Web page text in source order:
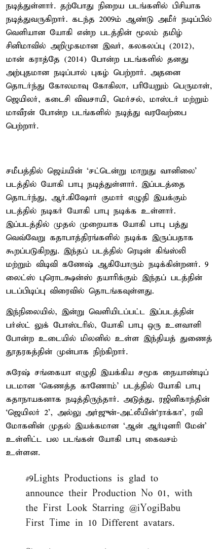
நடித்துள்ளார். தற்போது நிறைய படங்களில் பிசியாக
நடித்துவருகிறார். கடந்த 2009ம் ஆண்டு அமீர் நடிப்பில்
வெளியான யோகி என்ற படத்தின் மூலம் தமிழ்
சினிமாவில் அறிமுகமான இவர், கலகலப்பு (2012),
மான் கராத்தே (2014) போன்ற படங்களில் தனது
அற்புதமான நடிப்பால் புகழ் பெற்றார். அதனை
தொடர்ந்து கோலமாவு கோகிலா, பரியேறும் பெருமாள்,
ஜெயிலர், கடைசி விவசாயி, மெர்சல், மாஸ்டர் மற்றும்
மாவீரன் போன்ற படங்களில் நடித்து வரவேற்பை
பெற்றார்.
சமீபத்தில் ஜெய்யின் ‘சட்டென்று மாறுது வானிலை’
படத்தில் யோகி பாபு நடித்துள்ளார். இப்படத்தை
தொடர்ந்து, ஆர்.கிஷோர் குமார் எழுதி இயக்கும்
படத்தில் நடிகர் யோகி பாபு நடிக்க உள்ளார்.
இப்படத்தில் முதல் முறையாக யோகி பாபு பத்து
வெவ்வேறு கதாபாத்திரங்களில் நடிக்க இருப்பதாக
கூறப்படுகிறது. இந்தப் படத்தில் ரெடின் கிங்ஸ்லி
மற்றும் விடிவி கணேஷ் ஆகியோரும் நடிக்கின்றனர். 9
லைட்ஸ் புரொடக்ஷன்ஸ் தயாரிக்கும் இந்தப் படத்தின்
படப்பிடிப்பு விரைவில் தொடங்கவுள்ளது.
இந்நிலையில், இன்று வெளியிடப்பட்ட இப்படத்தின்
பர்ஸ்ட் லுக் போஸ்டரில், யோகி பாபு ஒரு உளவாளி
போன்ற உடையில் மிலனில் உள்ள இந்தியத் துணைத்
தூதரகத்தின் முன்பாக நிற்கிறார்.
சுரேஷ் சங்கையா எழுதி இயக்கிய சமூக நையாண்டிப்
படமான ‘கெணத்த காணோம்’ படத்தில் யோகி பாபு
கதாநாயகனாக நடித்திருந்தார். அடுத்து, ரஜினிகாந்தின்
‘ஜெயிலர் 2’, அல்லு அர்ஜுன்-அட்லீயின்‘ராக்கா’, ரவி
மோகனின் முதல் இயக்கமான ‘ஆன் ஆர்டினரி மேன்’
உள்ளிட்ட பல படங்கள் யோகி பாபு கைவசம்
உள்ளன.
#9Lights Productions is glad to
announce their Production No 01, with
the First Look Starring @iYogiBabu
First Time in 10 Different avatars.